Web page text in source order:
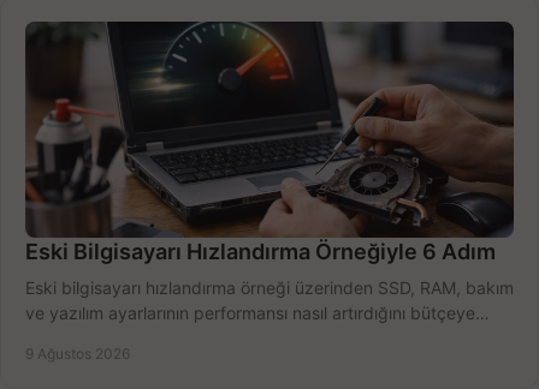
Eski Bilgisayarı Hızlandırma Örneğiyle 6 Adım
Eski bilgisayarı hızlandırma örneği üzerinden SSD, RAM, bakım
ve yazılım ayarlarının performansı nasıl artırdığını bütçeye
9 Ağustos 2026